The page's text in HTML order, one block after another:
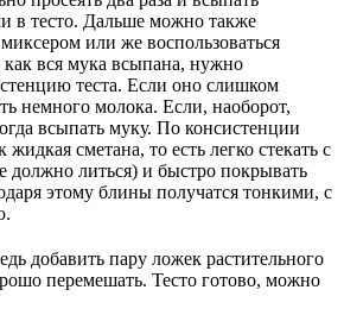
в тесто. Дальше можно также
или же воспользоваться
вся мука всыпана, нужно
теста. Если оно слишком
немного молока. Если, наоборот,
всыпать муку. По консистенции
сметана, то есть легко стекать с
должно литься) и быстро покрывать
этому блины получатся тонкими, с
добавить пару ложек растительного
перемешать. Тесто готово, можно